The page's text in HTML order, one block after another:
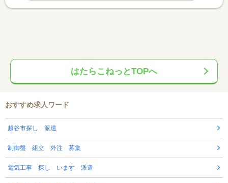
はたらこねっとTOPへ
おすすめ求人ワード
越谷市探し 派遣
制御盤 組立 外注 募集
電気工事 探し います 派遣